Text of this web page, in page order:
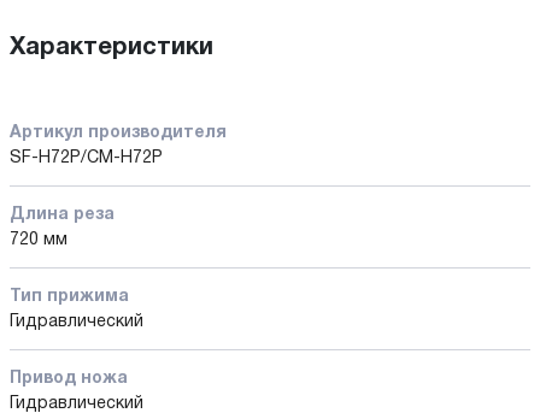
Характеристики
Артикул производителя
SF-H72P/CM-H72P
Длина реза
720 мм
Тип прижима
Гидравлический
Привод ножа
Гидравлический